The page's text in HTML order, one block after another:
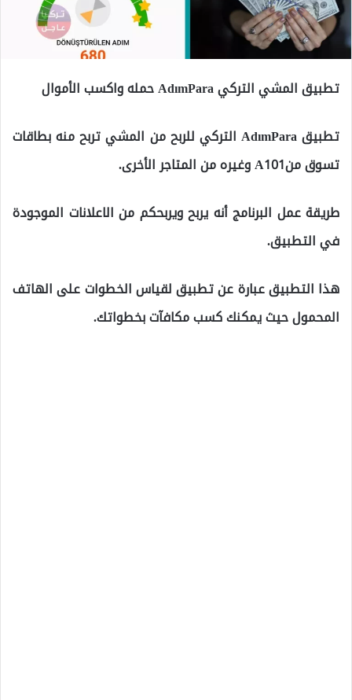
تطبيق المشي التركي AdımPara حمله واكسب الأموال
تطبيق AdımPara التركي للربح من المشي تربح منه بطاقات
تسوق منA101 وغيره من المتاجر الأخرى.
طريقة عمل البرنامج أنه يربح ويربحكم من الاعلانات الموجودة
في التطبيق.
هذا التطبيق عبارة عن تطبيق لقياس الخطوات على الهاتف
المحمول حيث يمكنك كسب مكافآت بخطواتك.